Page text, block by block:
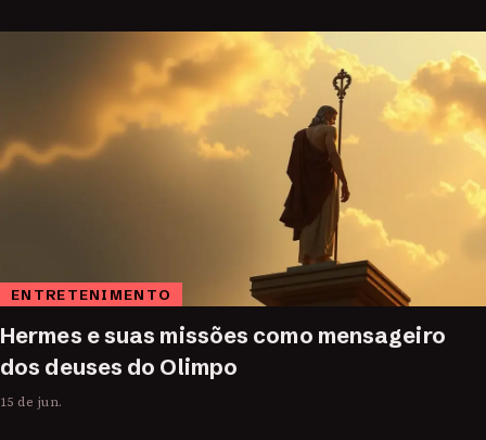
ENTRETENIMENTO
Hermes e suas missões como mensageiro
dos deuses do Olimpo
15 de jun.